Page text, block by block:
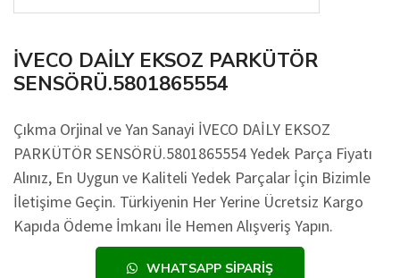
İVECO DAİLY EKSOZ PARKÜTÖR
SENSÖRÜ.5801865554
Çıkma Orjinal ve Yan Sanayi İVECO DAİLY EKSOZ
PARKÜTÖR SENSÖRÜ.5801865554 Yedek Parça Fiyatı
Alınız, En Uygun ve Kaliteli Yedek Parçalar İçin Bizimle
İletişime Geçin. Türkiyenin Her Yerine Ücretsiz Kargo
Kapıda Ödeme İmkanı İle Hemen Alışveriş Yapın.
WHATSAPP SIPARIŞ